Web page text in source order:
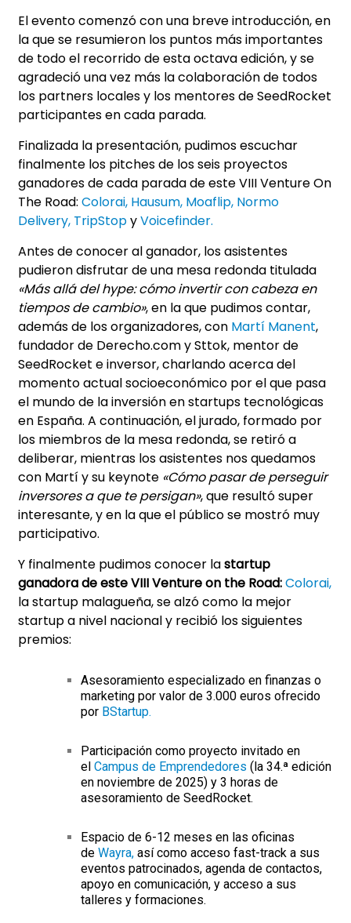
El evento comenzó con una breve introducción, en
la que se resumieron los puntos más importantes
de todo el recorrido de esta octava edición, y se
agradeció una vez más la colaboración de todos
los partners locales y los mentores de SeedRocket
participantes en cada parada.
Finalizada la presentación, pudimos escuchar
finalmente los pitches de los seis proyectos
ganadores de cada parada de este VIII Venture On
The Road:Colorai, Hausum, Moaflip, Normo
Delivery, TripStopyVoicefinder.
Antes de conocer al ganador, los asistentes
pudieron disfrutar de una mesa redonda titulada
«Más allá del hype: cómo invertir con cabeza en
tiempos de cambio», en la que pudimos contar,
además de los organizadores, con Martí Manent,
fundador de Derecho.com y Sttok, mentor de
SeedRocket e inversor, charlando acerca del
momento actual socioeconómico por el que pasa
el mundo de la inversión en startups tecnológicas
en España. A continuación, el jurado, formado por
los miembros de la mesa redonda, se retiró a
deliberar, mientras los asistentes nos quedamos
con Martí y su keynote «Cómo pasar de perseguir
inversores a que te persigan», que resultó super
interesante, y en la que el público se mostró muy
participativo.
Y finalmente pudimos conocer lastartup
ganadora de este VIII Venture on the Road:Colorai,
la startup malagueña, se alzó como la mejor
startup a nivel nacional y recibió los siguientes
premios:
Asesoramiento especializado en finanzas o
marketing por valor de 3.000 euros ofrecido
por BStartup.
Participación como proyecto invitado en
elCampus de Emprendedores (la 34.ª edición
en noviembre de 2025) y 3 horas de
asesoramiento de SeedRocket.
Espacio de 6-12 meses en las oficinas
deWayra, así como acceso fast-track a sus
eventos patrocinados, agenda de contactos,
apoyo en comunicación, y acceso a sus
talleres y formaciones.